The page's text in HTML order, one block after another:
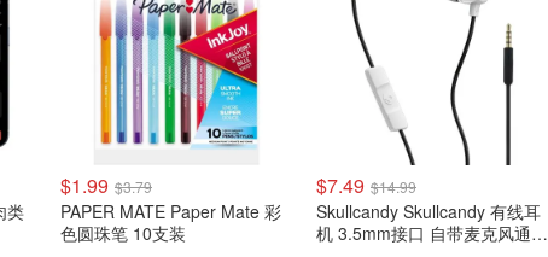
类
$1.99 $3.79
PAPER MATE Paper Mate 彩
色圆珠笔 10支装
$7.49 $14.99
Skullcandy Skullcandy 有线耳
机 3.5mm接口 自带麦克风通话